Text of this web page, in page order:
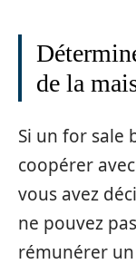
de la
Si un for sale
coopérer
vous avez
ne pouvez
rémunérer un